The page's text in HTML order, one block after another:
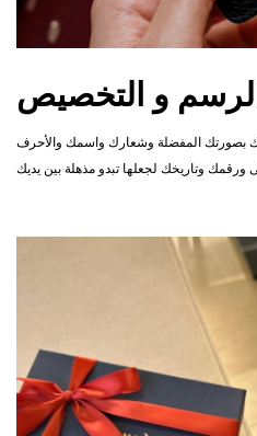
و التخصيص
بصورتك المفضلة وشعارك واسمك والأحرف